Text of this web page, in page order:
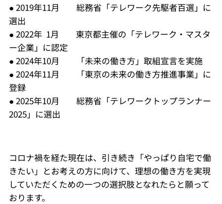
● 2019年11月 総務省「テレワーク先駆者百選」に
選出
● 2022年 1月 東京都主催の「テレワーク・マスタ
ー企業」に認定
● 2024年10月 「未来の働き方」取組宣言を実施
● 2024年11月 「東京の未来の働き方推進事業」に
登録
● 2025年10月 総務省「テレワークトップランナー
2025」に選出
コロナ禍を経た現在は、引き続き「やっぱり自宅で働
きたい」とお考えの方に向けて、理想の働き方を実現
していただくための一つの選択肢となれたらと願って
おります。